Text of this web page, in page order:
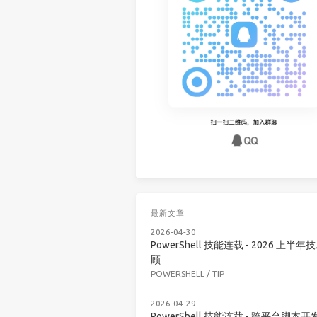
最新文章
2026-04-30
PowerShell 技能连载 - 2026 上半年技
顾
POWERSHELL / TIP
2026-04-29